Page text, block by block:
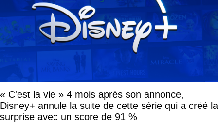
« C'est la vie » 4 mois après son annonce,
Disney+ annule la suite de cette série qui a créé la
surprise avec un score de 91 %